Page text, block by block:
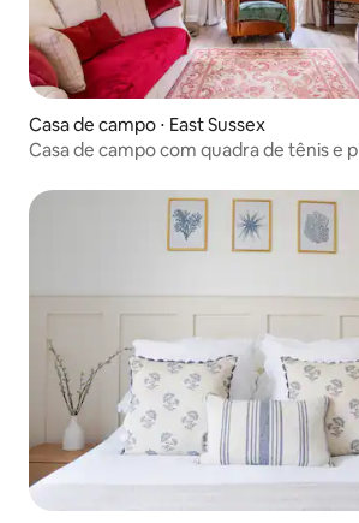
Casa de campo ⋅ East Sussex
Casa de campo com quadra de tênis e